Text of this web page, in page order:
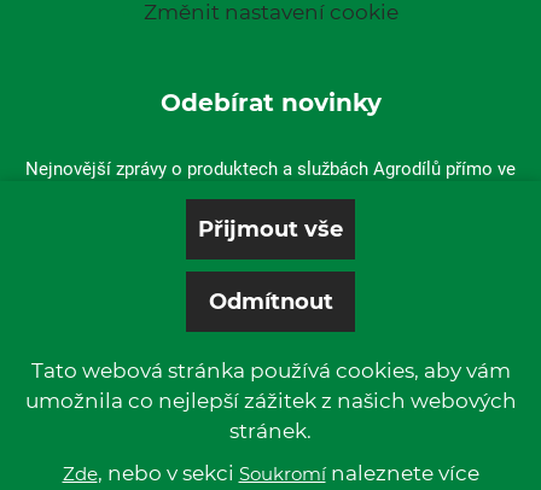
Změnit nastavení cookie
Odebírat novinky
Nejnovější zprávy o produktech a službách Agrodílů přímo ve
vaší doručené poště.
© 2019 P & L, spol. s r. o. | All rights reserved.
Powered byKentico
Tato webová stránka používá cookies, aby vám
umožnila co nejlepší zážitek z našich webových
stránek.
Zde, nebo v sekci Soukromínaleznete více